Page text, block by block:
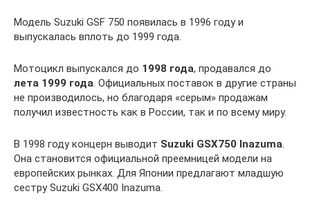
Модель Suzuki GSF 750 появилась в 1996 году и
выпускалась вплоть до 1999 года.
Мотоцикл выпускался до 1998 года, продавался до
лета 1999 года. Официальных поставок в другие страны
не производилось, но благодаря «серым» продажам
получил известность как в России, так и по всему миру.
В 1998 году концерн выводит Suzuki GSX750 Inazuma.
Она становится официальной преемницей модели на
европейских рынках. Для Японии предлагают младшую
сестру Suzuki GSX400 Inazuma.